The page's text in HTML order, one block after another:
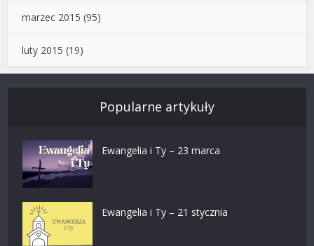
marzec 2015 (95)
luty 2015 (19)
Popularne artykuły
Ewangelia i Ty – 23 marca
Ewangelia i Ty – 21 stycznia